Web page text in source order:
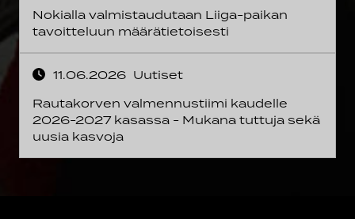
Nokialla valmistaudutaan Liiga-paikan
tavoitteluun määrätietoisesti
11.06.2026 Uutiset
Rautakorven valmennustiimi kaudelle
2026-2027 kasassa - Mukana tuttuja sekä
uusia kasvoja